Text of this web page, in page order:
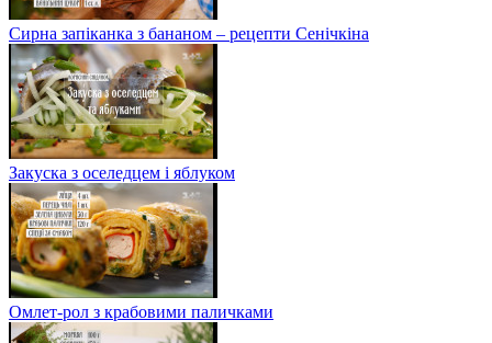
Сирна запіканка з бананом – рецепти Сенічкіна
Закуска з оселедцем і яблуком
Омлет-рол з крабовими паличками